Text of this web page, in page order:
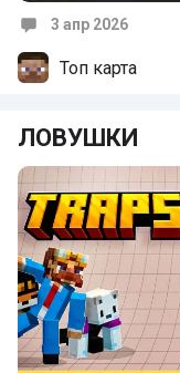
3 апр 2026
Топ карта
ЛОВУШКИ